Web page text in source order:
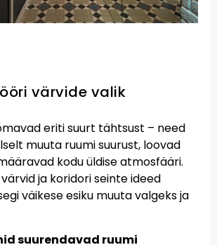
värvide valik
eriti suurt tähtsust – need
muuta ruumi suurust, loovad
kodu üldise atmosfääri.
ja koridori seinte ideed
väikese esiku muuta valgeks ja
suurendavad ruumi